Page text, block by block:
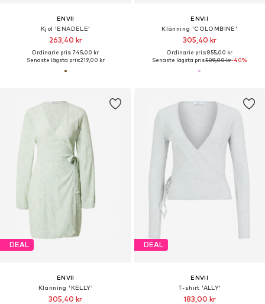
ENVII
Kjol 'ENADELE'
263,40 kr
Ordinarie pris: 745,00 kr
Senaste lägsta pris:219,00 kr
ENVII
Klänning 'COLOMBINE'
305,40 kr
Ordinarie pris: 855,00 kr
Senaste lägsta pris:509,00 kr-40%
DEAL
ENVII
Klänning 'KELLY'
305,40 kr
DEAL
ENVII
T-shirt 'ALLY'
183,00 kr